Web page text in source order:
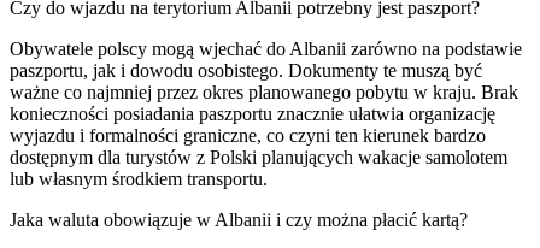
Czy do wjazdu na terytorium Albanii potrzebny jest paszport?
Obywatele polscy mogą wjechać do Albanii zarówno na podstawie
paszportu, jak i dowodu osobistego. Dokumenty te muszą być
ważne co najmniej przez okres planowanego pobytu w kraju. Brak
konieczności posiadania paszportu znacznie ułatwia organizację
wyjazdu i formalności graniczne, co czyni ten kierunek bardzo
dostępnym dla turystów z Polski planujących wakacje samolotem
lub własnym środkiem transportu.
Jaka waluta obowiązuje w Albanii i czy można płacić kartą?